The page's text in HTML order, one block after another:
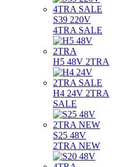
S39 220V
4TRA SALE
H5 48V 2TRA
H4 24V 2TRA
SALE
S25 48V
2TRA NEW